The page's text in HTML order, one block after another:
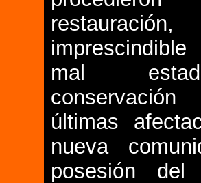
mal
últimas
nueva
posesión